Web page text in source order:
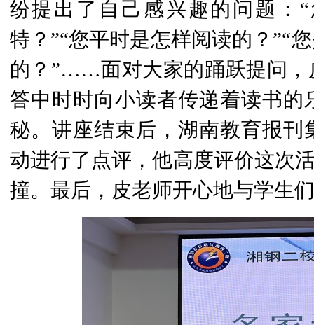
纷提出了自己感兴趣的问题：
特？”“您平时是怎样阅读的？”“
的？”……面对大家的踊跃提问，
答中时时向小读者传递着读书的
秘。讲座结束后，湖南教育报
动进行了点评，他高度评价这次
撞。最后，皮老师开心地与学生